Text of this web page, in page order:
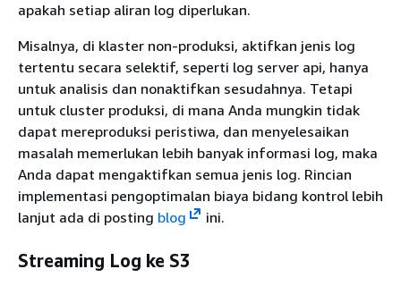
apakah setiap aliran log diperlukan.
Misalnya, di klaster non-produksi, aktifkan jenis log
tertentu secara selektif, seperti log server api, hanya
untuk analisis dan nonaktifkan sesudahnya. Tetapi
untuk cluster produksi, di mana Anda mungkin tidak
dapat mereproduksi peristiwa, dan menyelesaikan
masalah memerlukan lebih banyak informasi log, maka
Anda dapat mengaktifkan semua jenis log. Rincian
implementasi pengoptimalan biaya bidang kontrol lebih
lanjut ada di posting blog ini.
Streaming Log ke S3